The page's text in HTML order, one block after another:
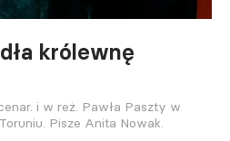
królewnę
i w reż. Pawła Paszty w
Pisze Anita Nowak.